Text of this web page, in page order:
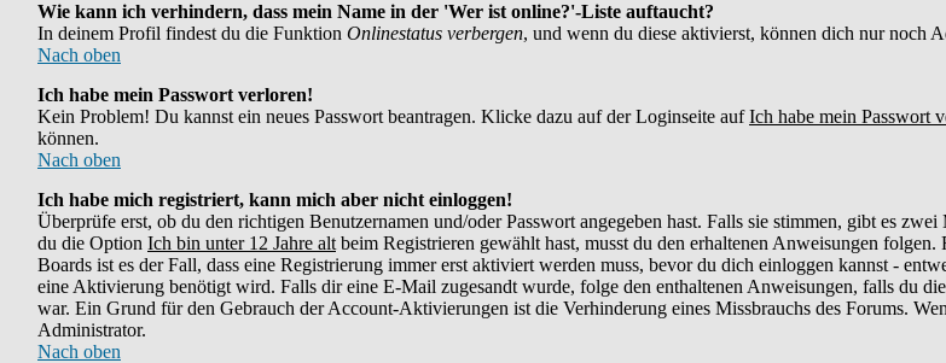
Wie kann ich verhindern, dass mein Name in der 'Wer ist online?'-Liste auftaucht?
In deinem Profil findest du die Funktion Onlinestatus verbergen, und wenn du diese aktivierst, können dich nur noch
Nach oben
Ich habe mein Passwort verloren!
Kein Problem! Du kannst ein neues Passwort beantragen. Klicke dazu auf der Loginseite aufIch habe mein Passwort
können.
Nach oben
Ich habe mich registriert, kann mich aber nicht einloggen!
Überprüfe erst, ob du den richtigen Benutzernamen und/oder Passwort angegeben hast. Falls sie stimmen, gibt es
du die Option Ich bin unter 12 Jahre alt beim Registrieren gewählt hast, musst du den erhaltenen Anweisungen
Boards ist es der Fall, dass eine Registrierung immer erst aktiviert werden muss, bevor du dich einloggen kannst -
eine Aktivierung benötigt wird. Falls dir eine E-Mail zugesandt wurde, folge den enthaltenen Anweisungen, falls du
war. Ein Grund für den Gebrauch der Account-Aktivierungen ist die Verhinderung eines Missbrauchs des Forums.
Administrator.
Nach oben